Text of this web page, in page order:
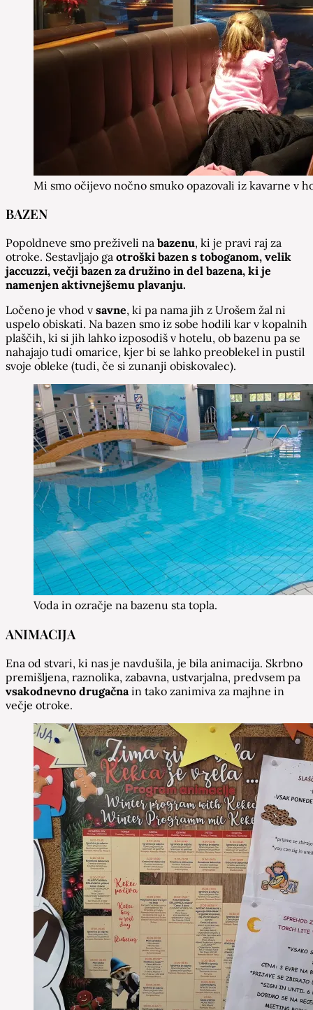
Mi smo očijevo nočno smuko opazovali iz kavarne v
BAZEN
Popoldneve smo preživeli na bazenu, ki je pravi raj za
otroke. Sestavljajo ga otroški bazen s toboganom, velik
jaccuzzi, večji bazen za družino in del bazena, ki je
namenjen aktivnejšemu plavanju.
Ločeno je vhod v savne, ki pa nama jih z Urošem žal ni
uspelo obiskati. Na bazen smo iz sobe hodili kar v kopalnih
plaščih, ki si jih lahko izposodiš v hotelu, ob bazenu pa se
nahajajo tudi omarice, kjer bi se lahko preoblekel in pustil
svoje obleke (tudi, če si zunanji obiskovalec).
Voda in ozračje na bazenu sta topla.
ANIMACIJA
Ena od stvari, ki nas je navdušila, je bila animacija. Skrbno
premišljena, raznolika, zabavna, ustvarjalna, predvsem pa
vsakodnevno drugačna in tako zanimiva za majhne in
večje otroke.